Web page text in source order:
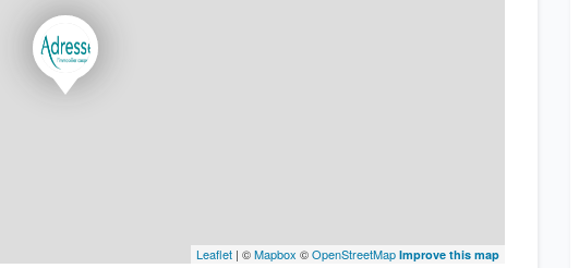
Leaflet | ©Mapbox ©OpenStreetMap Improve this map